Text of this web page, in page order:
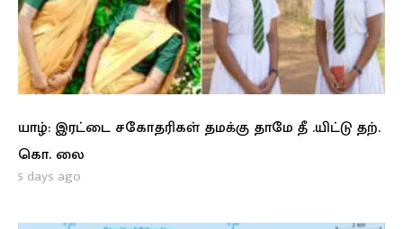
யாழ்: இரட்டை சகோதரிகள் தமக்கு தாமே தீ .யிட்டு தற்.
கொ. லை
5 days ago